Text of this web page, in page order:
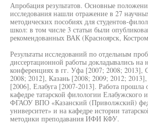
Апробация результатов. Основные
исследования нашли отражение в 27
методических пособиях для студентов-
школ: в том числе 3 статьи были
рекомендованных ВАК (Красноярск,
Результаты исследований по отдельным
диссертационной работы докладывались на
конференциях в гг. Уфа [2007; 2008; 2013],
2008; 2012], Казань [2008; 2009; 2012;
[2006], Елабуга [2007-2013]. Работа прошла
кафедре татарской филологии Елабужского
ФГАОУ ВПО «Казанский (Приволжский)
университет» и на кафедре истории
методики преподавания ИФИ КФУ.